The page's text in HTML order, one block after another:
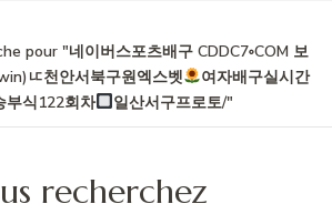
pour "네이버스포츠배구 CDDC7༚COM 보
ㅦ천안서북구원엑스벳
여자배구실시간
식122회차
일산서구프로토/"
recherchez